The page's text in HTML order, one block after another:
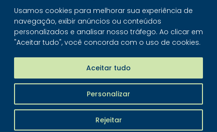
Usamos cookies para melhorar sua experiência de
navegação, exibir anúncios ou conteúdos
personalizados e analisar nosso tráfego. Ao clicar em
"Aceitar tudo", você concorda com o uso de cookies.
Personalizar
Rejeitar
Aceitar tudo
PORTAL DO ASSOCIADO
SISTEMA IBRAM
PORTAL DOS MINERAIS
LOJA MINERAIS DO BRASIL
IBRAM - © 2026 Todos os direitos reservados
Piloti